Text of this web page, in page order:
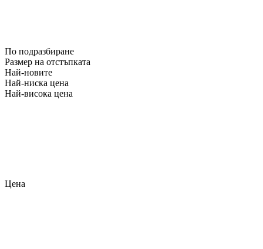
По подразбиране
Размер на отстъпката
Най-новите
Най-ниска цена
Най-висока цена
Цена